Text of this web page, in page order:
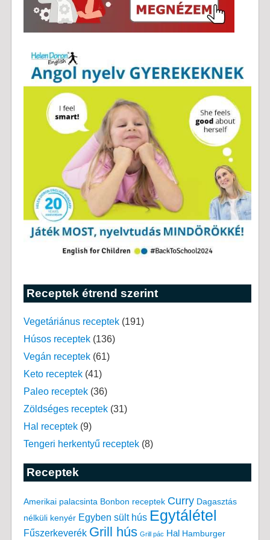
Receptek étrend szerint
Vegetáriánus receptek(191)
Húsos receptek(136)
Vegán receptek(61)
Keto receptek(41)
Paleo receptek(36)
Zöldséges receptek(31)
Hal receptek(9)
Tengeri herkentyű receptek(8)
Receptek
Amerikai palacsinta Bonbon receptek Curry Dagasztás
nélküli kenyér Egyben sült hús Egytálétel
Fűszerkeverék Grill hús Grill pác Hal Hamburger